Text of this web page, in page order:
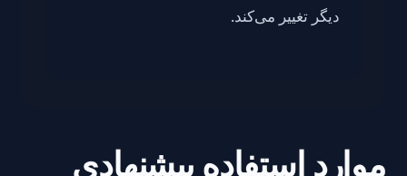
دیگر تغییر می‌کند.
موارد استفاده پیشنهادی